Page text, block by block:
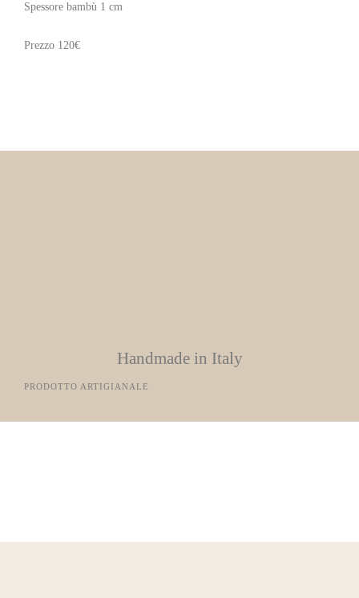
Spessore bambù 1 cm
Prezzo 120€
Handmade in Italy
PRODOTTO ARTIGIANALE